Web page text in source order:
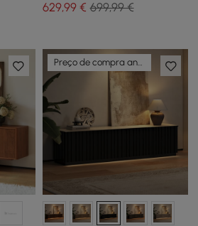
629,99€ 699,99 €
Preço de compra antecipada